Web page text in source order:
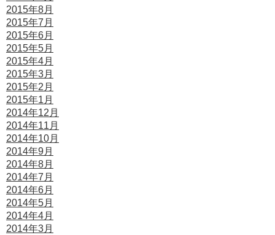
2015年8月
2015年7月
2015年6月
2015年5月
2015年4月
2015年3月
2015年2月
2015年1月
2014年12月
2014年11月
2014年10月
2014年9月
2014年8月
2014年7月
2014年6月
2014年5月
2014年4月
2014年3月